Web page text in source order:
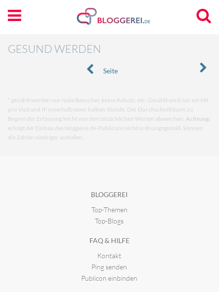
GESUND WERDEN
Seite
* gezählt werden nur reale Besucher, keine Robots, etc. Gezählt wird nur ein Hit
pro Visit und IP innerhalb einer halben Stunde. Der Durchschnitt kann zu
Beginn der Erfassung leicht von den tatsächlichen Werten abweichen. Achtung:
erfolgt der Einbau des bloggerei.de-Publicons nicht ordnungsgemäß, können
die Zahlen niedriger ausfallen.
BLOGGEREI
Top-Themen
Top-Blogs
FAQ & HILFE
Kontakt
Ping senden
Publicon einbinden